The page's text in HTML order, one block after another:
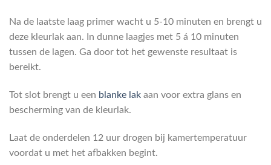
Na de laatste laag primer wacht u 5-10 minuten en brengt u
deze kleurlak aan. In dunne laagjes met 5 á 10 minuten
tussen de lagen. Ga door tot het gewenste resultaat is
bereikt.
Tot slot brengt u een blanke lak aan voor extra glans en
bescherming van de kleurlak.
Laat de onderdelen 12 uur drogen bij kamertemperatuur
voordat u met het afbakken begint.